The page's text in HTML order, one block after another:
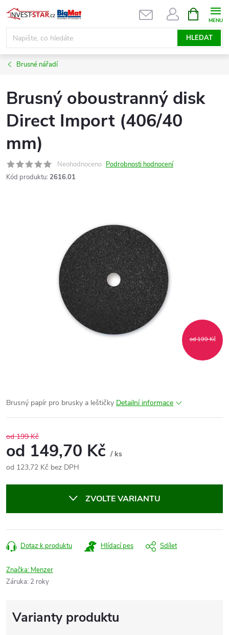
Přejít
na
obsah
HLEDAT
NÁKUPNÍ
KOŠÍK
Brusné nářadí
Brusný oboustranný disk
Direct Import (406/40
mm)
Neohodnoceno Podrobnosti hodnocení
Kód produktu: 2616.01
od 199 Kč
Brusný papír pro brusky a leštičky Detailní informace
od 199 Kč
od 149,70 Kč / ks
od 123,72 Kč bez DPH
ZVOLTE VARIANTU
Dotaz k produktu Hlídací pes Sdílet
Značka: Menzer
Záruka: 2 roky